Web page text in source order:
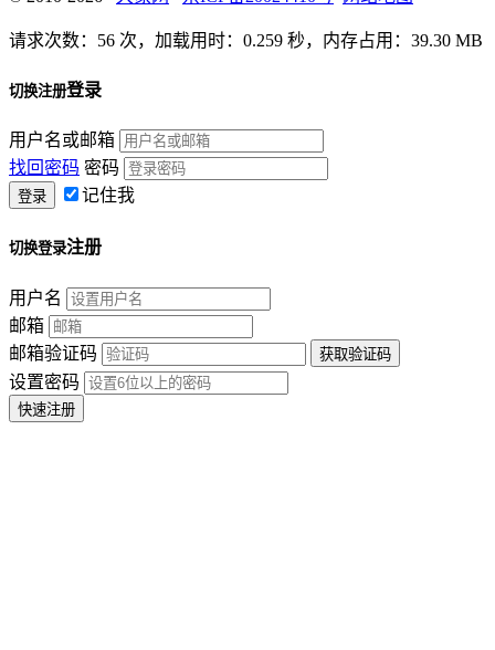
请求次数：56 次，加载用时：0.259 秒，内存占用：39.30 MB
切换注册登录
用户名或邮箱
找回密码 密码
记住我
切换登录注册
用户名
邮箱
邮箱验证码
设置密码